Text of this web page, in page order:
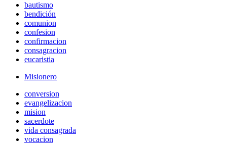
bautismo
bendición
comunion
confesion
confirmacion
consagracion
eucaristia
Misionero
conversion
evangelizacion
mision
sacerdote
vida consagrada
vocacion